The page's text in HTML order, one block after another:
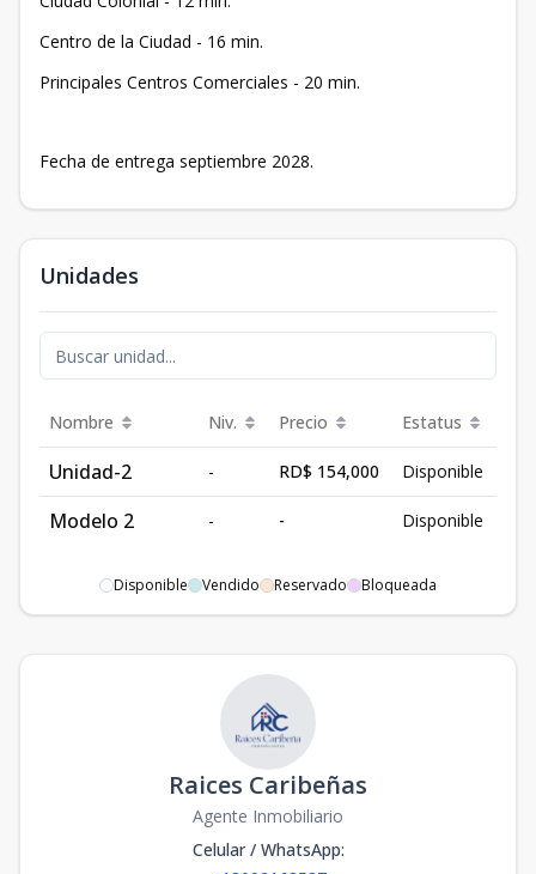
Centro de la Ciudad - 16 min.
Principales Centros Comerciales - 20 min.
Fecha de entrega septiembre 2028.
Unidades
Nombre Niv. Precio Estatus
Unidad-2 - RD$ 154,000 Disponible
Modelo 2 - - Disponible
Disponible Vendido Reservado Bloqueada
Raices Caribeñas
Agente Inmobiliario
Celular / WhatsApp: